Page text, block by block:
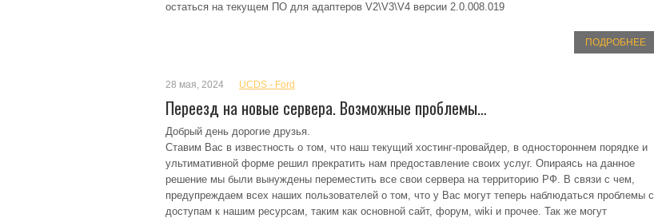
остаться на текущем ПО для адаптеров V2\V3\V4 версии 2.0.008.019
ПОДРОБНЕЕ
28 мая, 2024 UCDS - Ford
Переезд на новые сервера. Возможные проблемы…
Добрый день дорогие друзья.
Ставим Вас в известность о том, что наш текущий хостинг-провайдер, в одностороннем порядке и
ультимативной форме решил прекратить нам предоставление своих услуг. Опираясь на данное
решение мы были вынуждены переместить все свои сервера на территорию РФ. В связи с чем,
предупреждаем всех наших пользователей о том, что у Вас могут теперь наблюдаться проблемы с
доступам к нашим ресурсам, таким как основной сайт, форум, wiki и прочее. Так же могут